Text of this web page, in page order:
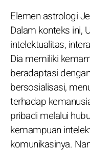
Elemen astrologi
Dalam konteks ini,
intelektualitas,
Dia memiliki
beradaptasi
bersosialisasi,
terhadap
pribadi melalui
kemampuan
komunikasinya.